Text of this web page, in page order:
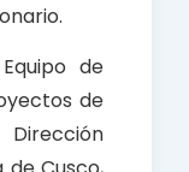
de
de